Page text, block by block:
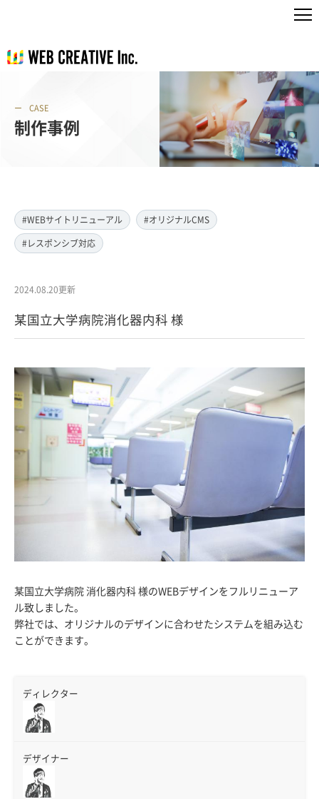
CASE
制作事例
#WEBサイトリニューアル
#オリジナルCMS
#レスポンシブ対応
2024.08.20更新
某国立大学病院消化器内科 様
某国立大学病院 消化器内科 様のWEBデザインをフルリニューア
ル致しました。
弊社では、オリジナルのデザインに合わせたシステムを組み込む
ことができます。
ディレクター
デザイナー